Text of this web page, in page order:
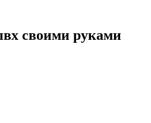
своими руками